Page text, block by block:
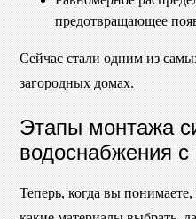
предотвращающее
Сейчас стали одним из
загородных домах.
Этапы монтажа
водоснабжения
Теперь, когда вы понимаете,